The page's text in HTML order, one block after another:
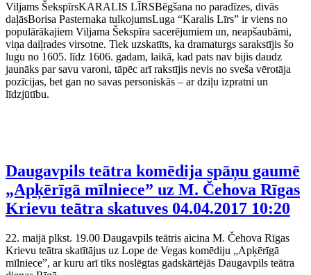
Viljams ŠekspīrsKARALIS LĪRSBēgšana no paradīzes, divās
daļāsBorisa Pasternaka tulkojumsLuga “Karalis Līrs” ir viens no
populārākajiem Viljama Šekspīra sacerējumiem un, neapšaubāmi,
viņa daiļrades virsotne. Tiek uzskatīts, ka dramaturgs sarakstījis šo
lugu no 1605. līdz 1606. gadam, laikā, kad pats nav bijis daudz
jaunāks par savu varoni, tāpēc arī rakstījis nevis no sveša vērotāja
pozīcijas, bet gan no savas personiskās – ar dziļu izpratni un
līdzjūtību.
Daugavpils teātra komēdija spāņu gaumē
„Apķērīgā mīlniece” uz M. Čehova Rīgas
Krievu teātra skatuves 04.04.2017 10:20
22. maijā plkst. 19.00 Daugavpils teātris aicina M. Čehova Rīgas
Krievu teātra skatītājus uz Lope de Vegas komēdiju „Apķērīgā
mīlniece”, ar kuru arī tiks noslēgtas gadskārtējās Daugavpils teātra